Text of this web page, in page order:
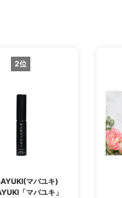
2位
マバユキ)
「マバユキ」